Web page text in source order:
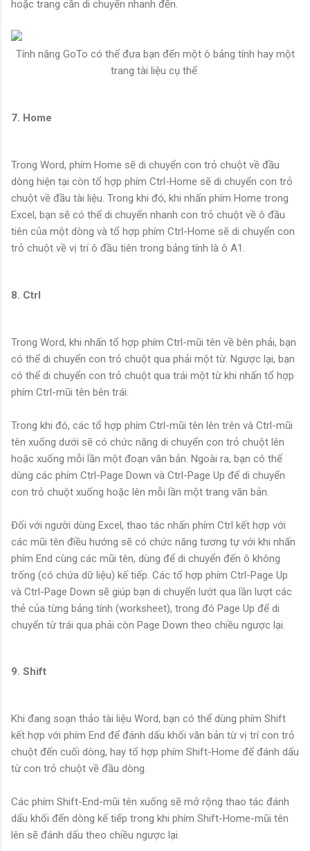
hoặc trang cần di chuyển nhanh đến.
Tính năng GoTo có thể đưa bạn đến một ô bảng tính hay một
trang tài liệu cụ thể.
7. Home
Trong Word, phím Home sẽ di chuyển con trỏ chuột về đầu
dòng hiện tại còn tổ hợp phím Ctrl-Home sẽ di chuyển con trỏ
chuột về đầu tài liệu. Trong khi đó, khi nhấn phím Home trong
Excel, bạn sẽ có thể di chuyển nhanh con trỏ chuột về ô đầu
tiên của một dòng và tổ hợp phím Ctrl-Home sẽ di chuyển con
trỏ chuột về vị trí ô đầu tiên trong bảng tính là ô A1.
8. Ctrl
Trong Word, khi nhấn tổ hợp phím Ctrl-mũi tên về bên phải, bạn
có thể di chuyển con trỏ chuột qua phải một từ. Ngược lại, bạn
có thể di chuyển con trỏ chuột qua trái một từ khi nhấn tổ hợp
phím Ctrl-mũi tên bên trái.
Trong khi đó, các tổ hợp phím Ctrl-mũi tên lên trên và Ctrl-mũi
tên xuống dưới sẽ có chức năng di chuyển con trỏ chuột lên
hoặc xuống mỗi lần một đoạn văn bản. Ngoài ra, bạn có thể
dùng các phím Ctrl-Page Down và Ctrl-Page Up để di chuyển
con trỏ chuột xuống hoặc lên mỗi lần một trang văn bản.
Đối với người dùng Excel, thao tác nhấn phím Ctrl kết hợp với
các mũi tên điều hướng sẽ có chức năng tương tự với khi nhấn
phím End cùng các mũi tên, dùng để di chuyển đến ô không
trống (có chứa dữ liệu) kế tiếp. Các tổ hợp phím Ctrl-Page Up
và Ctrl-Page Down sẽ giúp bạn di chuyển lướt qua lần lượt các
thẻ của từng bảng tính (worksheet), trong đó Page Up để di
chuyển từ trái qua phải còn Page Down theo chiều ngược lại.
9. Shift
Khi đang soạn thảo tài liệu Word, bạn có thể dùng phím Shift
kết hợp với phím End để đánh dấu khối văn bản từ vị trí con trỏ
chuột đến cuối dòng, hay tổ hợp phím Shift-Home để đánh dấu
từ con trỏ chuột về đầu dòng.
Các phím Shift-End-mũi tên xuống sẽ mở rộng thao tác đánh
dấu khối đến dòng kế tiếp trong khi phím Shift-Home-mũi tên
lên sẽ đánh dấu theo chiều ngược lại.